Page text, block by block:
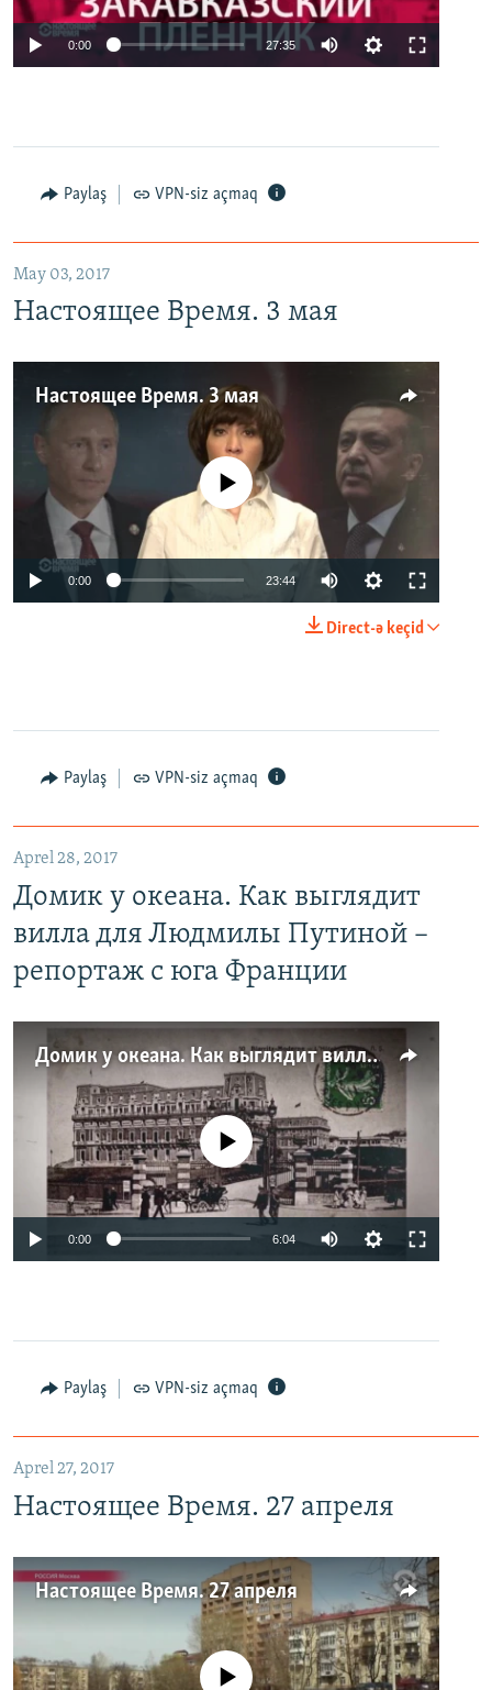
0:00 27:35
Paylaş VPN-siz açmaq
May 03, 2017
Настоящее Время. 3 мая
Настоящее Время. 3 мая
No media source currently available
0:00 23:44
Direct-ə keçid
Paylaş VPN-siz açmaq
Aprel 28, 2017
Домик у океана. Как выглядит
вилла для Людмилы Путиной –
репортаж с юга Франции
Домик у океана. Как выглядит вилла для Людмилы Путиной – репортаж с юга Франции
No media source currently available
0:00 6:04
Paylaş VPN-siz açmaq
Aprel 27, 2017
Настоящее Время. 27 апреля
Настоящее Время. 27 апреля
No media source currently available